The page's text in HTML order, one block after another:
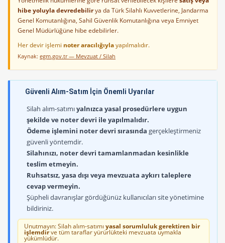
hibe yoluyla devredebilirya da Türk Silahlı Kuvvetlerine, Jandarma
Genel Komutanlığına, Sahil Güvenlik Komutanlığına veya Emniyet
Genel Müdürlüğüne hibe edebilirler.
Her devir işlemi noter aracılığıylayapılmalıdır.
Kaynak: egm.gov.tr — Mevzuat / Silah
Güvenli Alım-Satım İçin Önemli Uyarılar
Silah alım-satımıyalnızca yasal prosedürlere uygun
şekilde ve noter devri ile yapılmalıdır.
Ödeme işlemini noter devri sırasında gerçekleştirmeniz
güvenli yöntemdir.
Silahınızı, noter devri tamamlanmadan kesinlikle
teslim etmeyin.
Ruhsatsız, yasa dışı veya mevzuata aykırı taleplere
cevap vermeyin.
Şüpheli davranışlar gördüğünüz kullanıcıları site yönetimine
bildiriniz.
Unutmayın: Silah alım-satımı yasal sorumluluk gerektiren bir
işlemdirve tüm taraflar yürürlükteki mevzuata uymakla
yükümlüdür.